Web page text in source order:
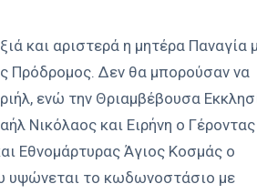
και αριστερά η μητέρα Παναγία
Πρόδρομος. Δεν θα μπορούσαν να
ενώ την Θριαμβέβουσα
Νικόλαος και Ειρήνη ο Γέροντας
Εθνομάρτυρας Άγιος Κοσμάς ο
υψώνεται το κωδωνοστάσιο με